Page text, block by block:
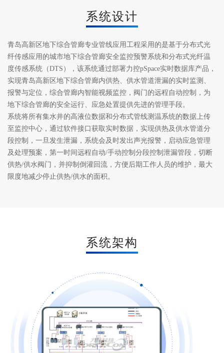
系统设计
青岛高新区地下综合管廊专业管线应用工程采用的是基于分布式光
纤传感应用的城市地下综合管廊安全监控预警系统和分布式光纤温
度传感系统（DTS），该系统通过部署力控pSpace实时数据库产品，
实现青岛高新区地下综合管廊内供热、供水管道泄漏的实时监测、
报警与定位，综合管廊内智能视频监控，阀门的远程自动控制，为
地下综合管廊的安全运行、应急处置提供先进的管理手段。
系统将所有集水井的高液位数据和分布式管线测温系统的数据上传
至监控中心，通过软件接口获取实时数据，实现供热及供水管道分
段控制，一旦发生泄漏，系统会及时发出声光报警，启动应急管理
及处理预案，第一时间远程自动/手动控制分段控制泄漏管段，切断
供热/供水阀门，并抑制倒灌回流，方便后期工作人员的维护，最大
限度地减少停止供热/供水的面积。
系统架构